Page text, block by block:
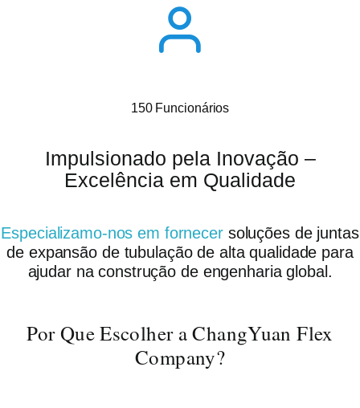
150 Funcionários
Impulsionado pela Inovação –
Excelência em Qualidade
Especializamo-nos em fornecersoluções de juntas
de expansão de tubulação de alta qualidade para
ajudar na construção de engenharia global.
Por Que Escolher a ChangYuan Flex
Company?